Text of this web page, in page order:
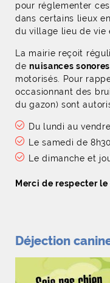
pour réglementer
dans certains lieux
du village lieu de vie
La mairie reçoit
denuisances sonores
motorisés. Pour
occasionnant des
du gazon) sont
Du lundi au
Le samedi de
Le dimanche et
Merci de respecter
Déjection